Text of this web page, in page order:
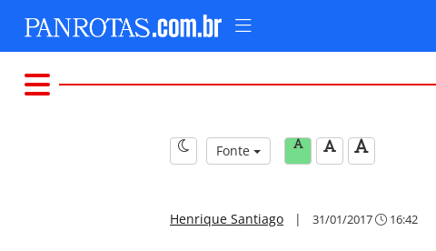
Fonte
Henrique Santiago | 31/01/2017 16:42